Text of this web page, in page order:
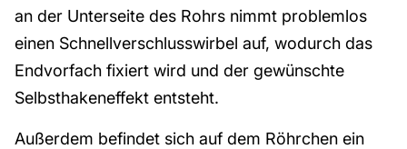
an der Unterseite des Rohrs nimmt problemlos
einen Schnellverschlusswirbel auf, wodurch das
Endvorfach fixiert wird und der gewünschte
Selbsthakeneffekt entsteht.
Außerdem befindet sich auf dem Röhrchen ein